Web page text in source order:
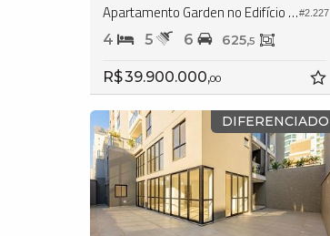
#2.227
Apartamento Garden no Edifício Bravo By Arthur Casas
4 5 6 625,5
R$ 39.900.000,00
DIFERENCIADO